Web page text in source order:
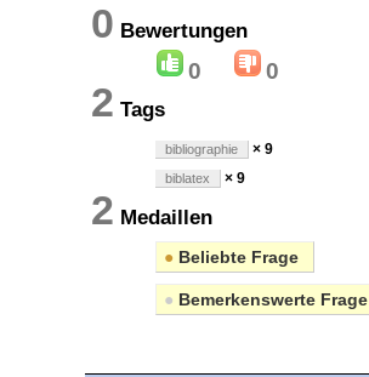
0 Bewertungen
0 0
2 Tags
bibliographie × 9
biblatex × 9
2 Medaillen
● Beliebte Frage
● Bemerkenswerte Frage